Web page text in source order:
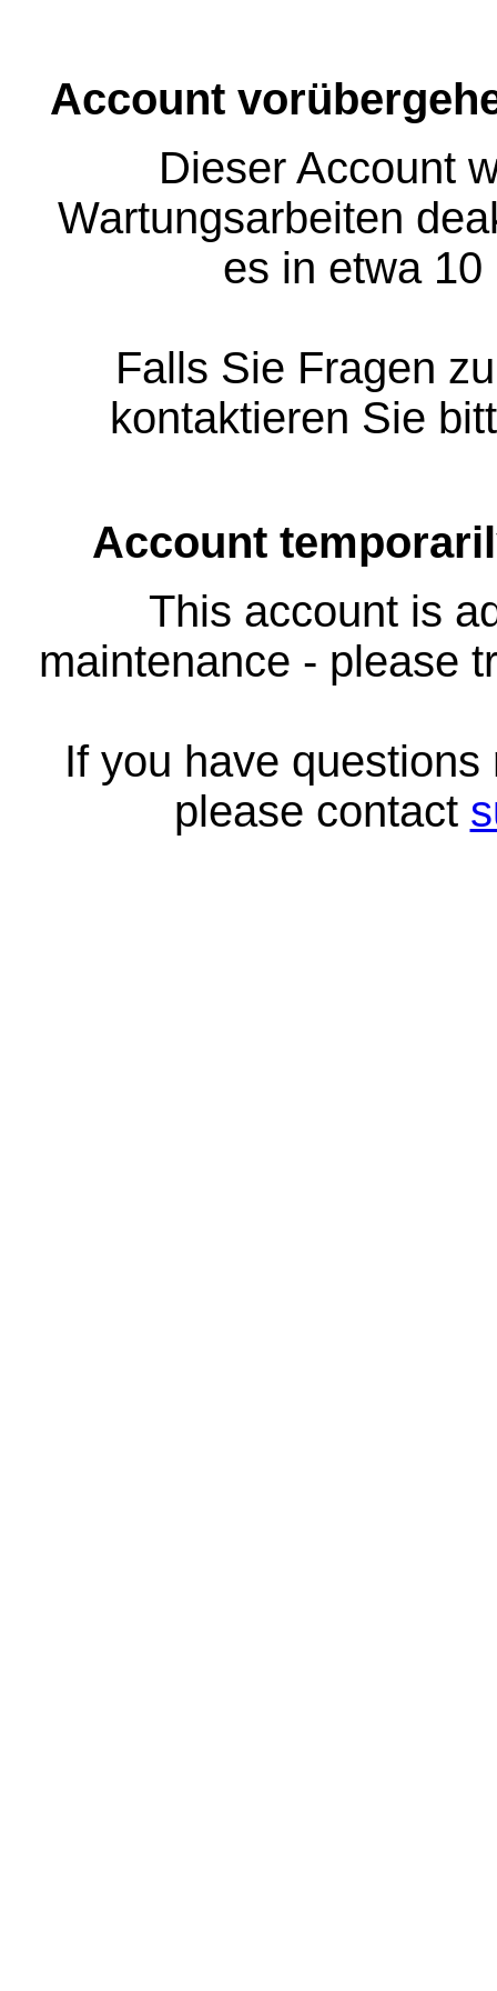
Account
Dieser Account
Wartungsarbeiten
es in etwa
Falls Sie Fragen
kontaktieren Sie
Account
This account is
maintenance - please
If you have
please contact